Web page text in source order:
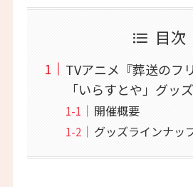
目次
TVアニメ『葬送のフ
「いらすとや」グッ
開催概要
グッズラインナッ